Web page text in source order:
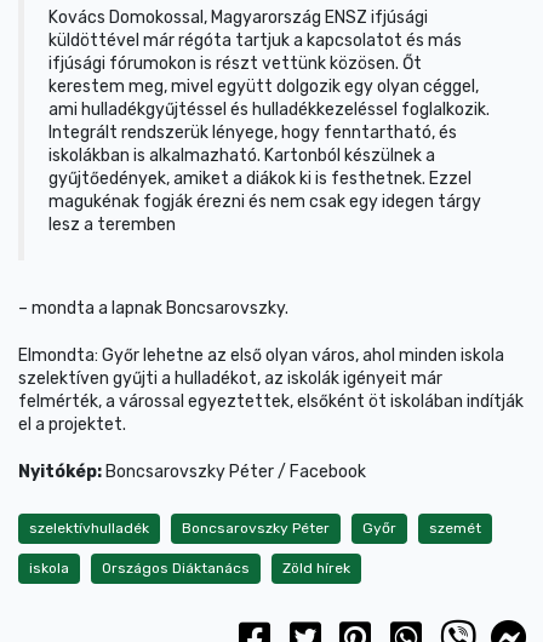
Kovács Domokossal, Magyarország ENSZ ifjúsági
küldöttével már régóta tartjuk a kapcsolatot és más
ifjúsági fórumokon is részt vettünk közösen. Őt
kerestem meg, mivel együtt dolgozik egy olyan céggel,
ami hulladékgyűjtéssel és hulladékkezeléssel foglalkozik.
Integrált rendszerük lényege, hogy fenntartható, és
iskolákban is alkalmazható. Kartonból készülnek a
gyűjtőedények, amiket a diákok ki is festhetnek. Ezzel
magukénak fogják érezni és nem csak egy idegen tárgy
lesz a teremben
– mondta a lapnak Boncsarovszky.
Elmondta: Győr lehetne az első olyan város, ahol minden iskola
szelektíven gyűjti a hulladékot, az iskolák igényeit már
felmérték, a várossal egyeztettek, elsőként öt iskolában indítják
el a projektet.
Nyitókép: Boncsarovszky Péter / Facebook
szelektívhulladék Boncsarovszky Péter Győr szemét
iskola Országos Diáktanács Zöld hírek